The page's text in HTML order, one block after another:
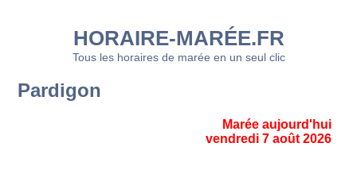
HORAIRE-MARÉE.FR
Tous les horaires de marée en un seul clic
Pardigon
Marée aujourd'hui
vendredi 7 août 2026